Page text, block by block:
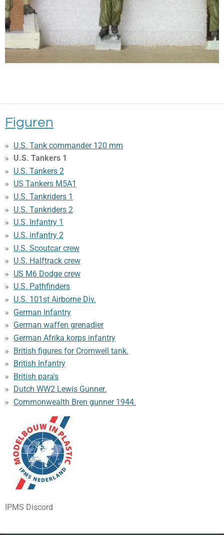
Figuren
U.S. Tank commander 120 mm
U.S. Tankers 1
U.S. Tankers 2
US Tankers M5A1
U.S. Tankriders 1
U.S. Tankriders 2
U.S. Infantry 1
U.S. infantry 2
U.S. Scoutcar crew
U.S. Halftrack crew
US M6 Dodge crew
U.S. Pathfinders
U.S. 101st Airborne Div.
German Infantry
German waffen grenadier
German Afrika korps infantry
British figures for Cromwell tank.
British Infantry
British para's
Dutch WW2 Lewis Gunner.
Commonwealth Bren gunner 1944.
IPMS Discord